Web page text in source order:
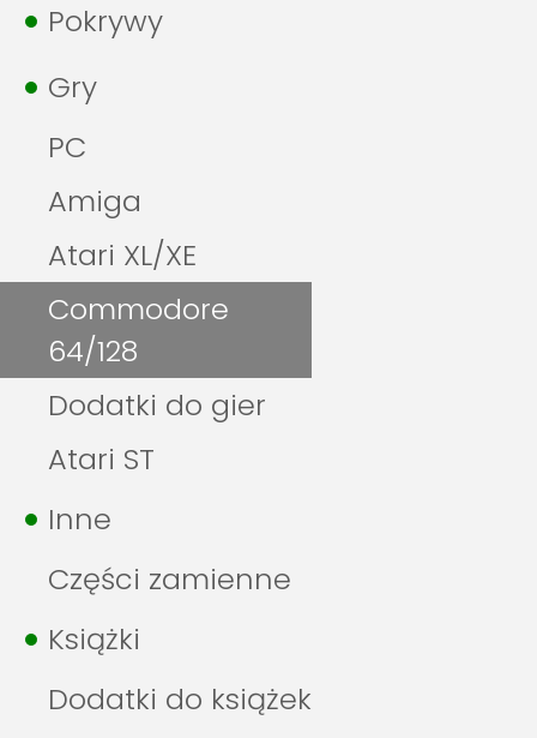
Pokrywy
Gry
PC
Amiga
Atari XL/XE
Commodore
64/128
Dodatki do gier
Atari ST
Inne
Części zamienne
Książki
Dodatki do książek